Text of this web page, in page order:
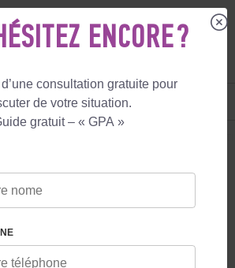
ENTREPRISES
SERVICES DE
SUBSTITUTION À LEURS
ENCORE ?
consultation gratuite pour
de votre situation.
gratuit – « GPA »